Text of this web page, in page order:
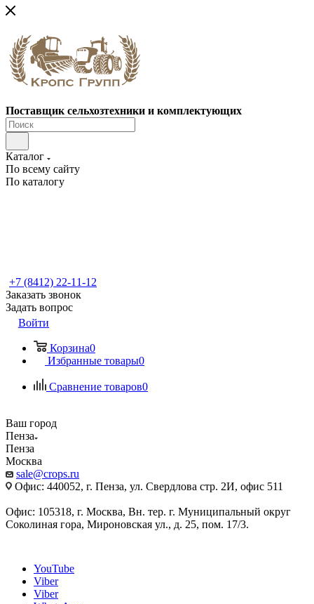
Поставщик сельхозтехники и комплектующих
Каталог
По всему сайту
По каталогу
+7 (8412) 22-11-12
Заказать звонок
Задать вопрос
Войти
Корзина0
Избранные товары0
Сравнение товаров0
Ваш город
Пенза
Пенза
Москва
sale@crops.ru
Офис: 440052, г. Пенза, ул. Свердлова стр. 2И, офис 511
Офис: 105318, г. Москва, Вн. тер. г. Муниципальный округ
Соколиная гора, Мироновская ул., д. 25, пом. 17/3.
YouTube
Viber
Viber